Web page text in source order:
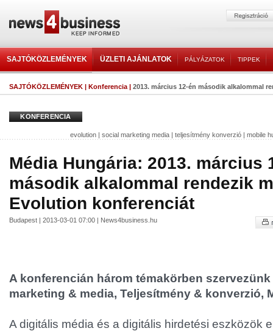
SAJTÓKÖZLEMÉNYEK ÜZLETI AJÁNLATOK PÁLYÁZATOK TIPPEK
SAJTÓKÖZLEMÉNYEK | Konferencia | 2013. március 12-én második alkalommal
KONFERENCIA
evolution | social marketing media | teljesítmény konverzió | mobile
Média Hungária: 2013. március
második alkalommal rendezik
Evolution konferenciát
Budapest | 2013-03-01 07:00 | News4business.hu
A konferencián három témakörben
marketing & media, Teljesítmény & konverzió,
A digitális média és a digitális hirdetési eszközök